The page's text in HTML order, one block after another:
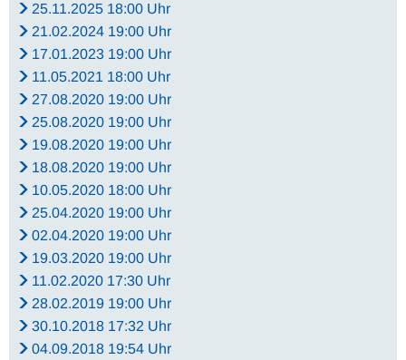
25.11.2025 18:00 Uhr
21.02.2024 19:00 Uhr
17.01.2023 19:00 Uhr
11.05.2021 18:00 Uhr
27.08.2020 19:00 Uhr
25.08.2020 19:00 Uhr
19.08.2020 19:00 Uhr
18.08.2020 19:00 Uhr
10.05.2020 18:00 Uhr
25.04.2020 19:00 Uhr
02.04.2020 19:00 Uhr
19.03.2020 19:00 Uhr
11.02.2020 17:30 Uhr
28.02.2019 19:00 Uhr
30.10.2018 17:32 Uhr
04.09.2018 19:54 Uhr